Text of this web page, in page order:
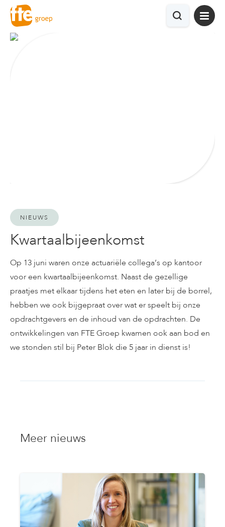
NIEUWS
Kwartaalbijeenkomst
Op 13 juni waren onze actuariële collega’s op kantoor
voor een kwartaalbijeenkomst. Naast de gezellige
praatjes met elkaar tijdens het eten en later bij de borrel,
hebben we ook bijgepraat over wat er speelt bij onze
opdrachtgevers en de inhoud van de opdrachten. De
ontwikkelingen van FTE Groep kwamen ook aan bod en
we stonden stil bij Peter Blok die 5 jaar in dienst is!
Meer nieuws